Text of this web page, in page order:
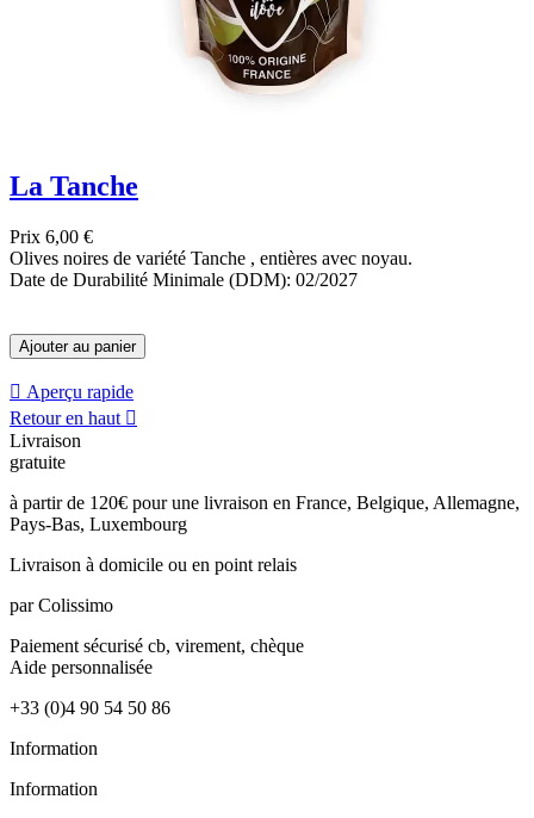
La Tanche
Prix 6,00 €
Olives noires de variété Tanche , entières avec noyau.
Date de Durabilité Minimale (DDM): 02/2027
Ajouter au panier
 Aperçu rapide
Retour en haut 
Livraison
gratuite
à partir de 120€ pour une livraison en France, Belgique, Allemagne,
Pays-Bas, Luxembourg
Livraison à domicile ou en point relais
par Colissimo
Paiement sécurisé cb, virement, chèque
Aide personnalisée
+33 (0)4 90 54 50 86
Information
Information